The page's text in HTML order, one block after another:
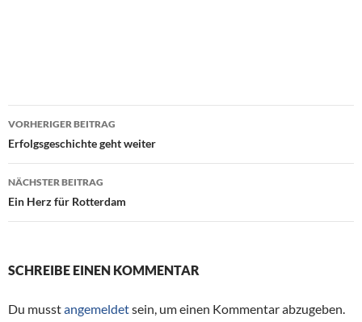
Beitragsnavigation
VORHERIGER BEITRAG
Erfolgsgeschichte geht weiter
NÄCHSTER BEITRAG
Ein Herz für Rotterdam
SCHREIBE EINEN KOMMENTAR
Du musstangemeldetsein, um einen Kommentar abzugeben.